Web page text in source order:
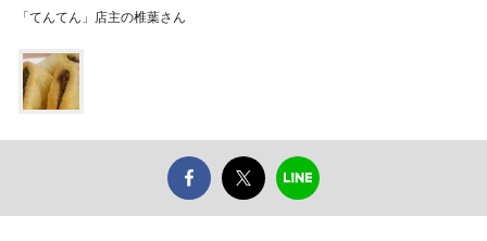
「てんてん」店主の椎葉さん